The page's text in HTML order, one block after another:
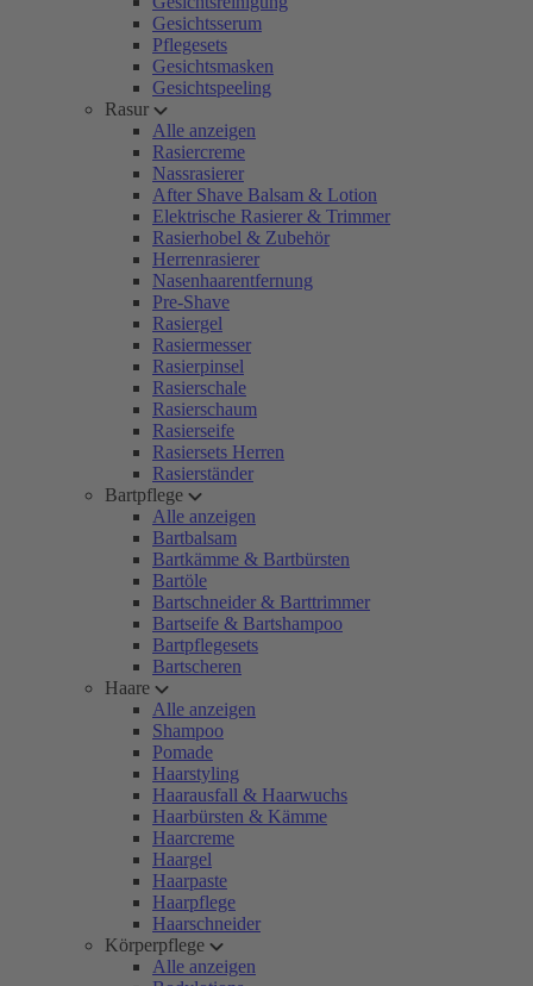
Gesichtsserum
Pflegesets
Gesichtsmasken
Gesichtspeeling
Rasur
Alle anzeigen
Rasiercreme
Nassrasierer
After Shave Balsam & Lotion
Elektrische Rasierer & Trimmer
Rasierhobel & Zubehör
Herrenrasierer
Nasenhaarentfernung
Pre-Shave
Rasiergel
Rasiermesser
Rasierpinsel
Rasierschale
Rasierschaum
Rasierseife
Rasiersets Herren
Rasierständer
Bartpflege
Alle anzeigen
Bartbalsam
Bartkämme & Bartbürsten
Bartöle
Bartschneider & Barttrimmer
Bartseife & Bartshampoo
Bartpflegesets
Bartscheren
Haare
Alle anzeigen
Shampoo
Pomade
Haarstyling
Haarausfall & Haarwuchs
Haarbürsten & Kämme
Haarcreme
Haargel
Haarpaste
Haarpflege
Haarschneider
Körperpflege
Alle anzeigen